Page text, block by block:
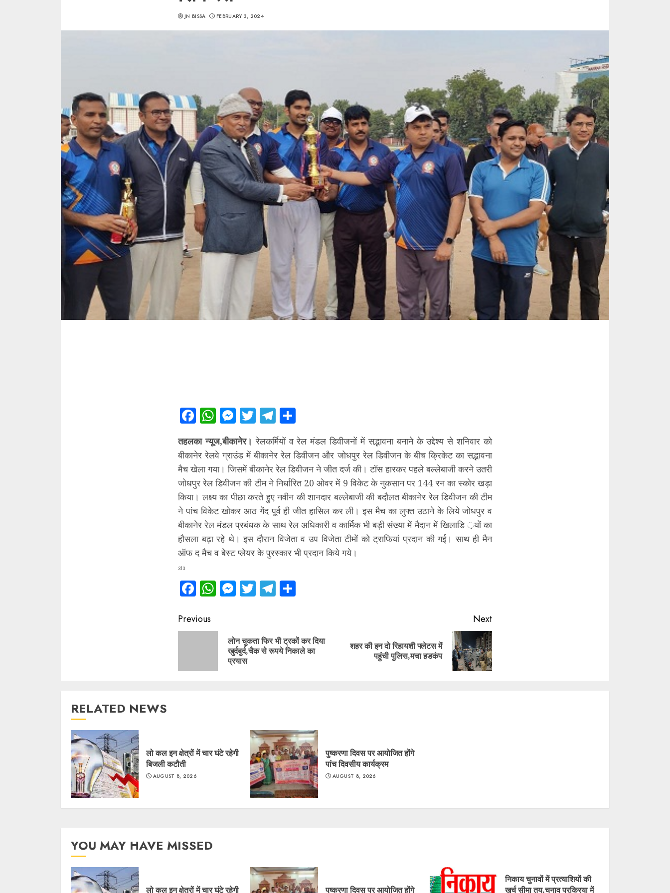
JN BISSA FEBRUARY 3, 2024
Facebook
WhatsApp
Messenger
TwitterTelegram
तहलका न्यूज,बीकानेर। रेलकर्मियों व रेल मंडल डिवीजनों में सद्भावना बनाने के उद्देश्य से शनिवार को
बीकानेर रेलवे ग्राउंड में बीकानेर रेल डिवीजन और जोधपुर रेल डिवीजन के बीच क्रिकेट का सद्भावना
मैच खेला गया। जिसमें बीकानेर रेल डिवीजन ने जीत दर्ज की। टॉस हारकर पहले बल्लेबाजी करने उतरी
जोधपुर रेल डिवीजन की टीम ने निर्धारित 20 ओवर में 9 विकेट के नुकसान पर 144 रन का स्कोर खड़ा
किया। लक्ष्य का पीछा करते हुए नवीन की शानदार बल्लेबाजी की बदौलत बीकानेर रेल डिवीजन की टीम
ने पांच विकेट खोकर आठ गेंद पूर्व ही जीत हासिल कर ली। इस मैच का लुफ्त उठाने के लिये जोधपुर व
बीकानेर रेल मंडल प्रबंधक के साथ रेल अधिकारी व कार्मिक भी बड़ी संख्या में मैदान में खिलाडि ़यों का
हौसला बढ़ा रहे थे। इस दौरान विजेता व उप विजेता टीमों को ट्राफियां प्रदान की गई। साथ ही मैन
ऑफ द मैच व बेस्ट प्लेयर के पुरस्कार भी प्रदान किये गये।
313
Facebook
WhatsApp
Messenger
TwitterTelegram
Continue
Reading
Previous
Previous
लोन चुकता फिर भी ट्रकों कर दिया
खुर्दबुर्द,चैक से रूपये निकाले का
प्रयास
Next
Nextशहर की इन दो रिहायशी फ्लेटस में
पहुंची पुलिस,मचा हडकंप
RELATED NEWS
लो कल इन क्षेत्रों में चार घंटे रहेगी
बिजली कटौती
AUGUST 8, 2026
पुष्करणा दिवस पर आयोजित होंगे
पांच दिवसीय कार्यक्रम
AUGUST 8, 2026
YOU MAY HAVE MISSED
लो कल इन क्षेत्रों में चार घंटे रहेगी पुष्करणा दिवस पर आयोजित होंगे
निकाय चुनावों में प्रत्याशियों की
खर्च सीमा तय,चुनाव प्रक्रिया में